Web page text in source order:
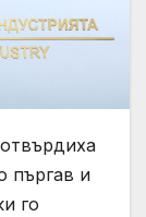
пъргав и
го